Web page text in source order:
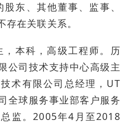
东、其他董事、监事、
在关联关系。
本科，高级工程师。历
公司技术支持中心高级主
术有限公司总经理，UT
全球服务事业部客户服务
监。2005年4月至2018